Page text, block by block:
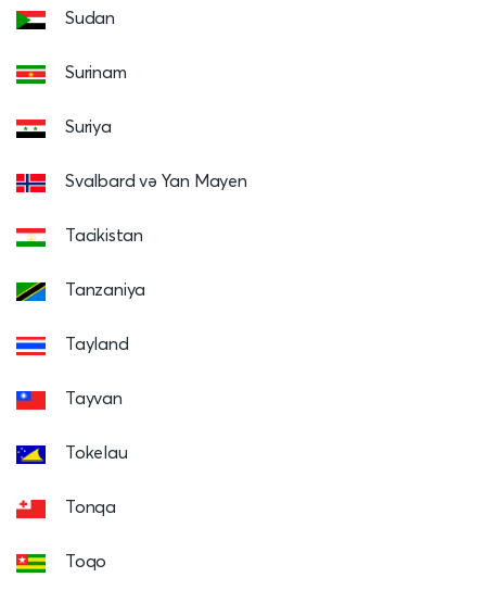
Sudan
Surinam
Suriya
Svalbard və Yan Mayen
Tacikistan
Tanzaniya
Tayland
Tayvan
Tokelau
Tonqa
Toqo